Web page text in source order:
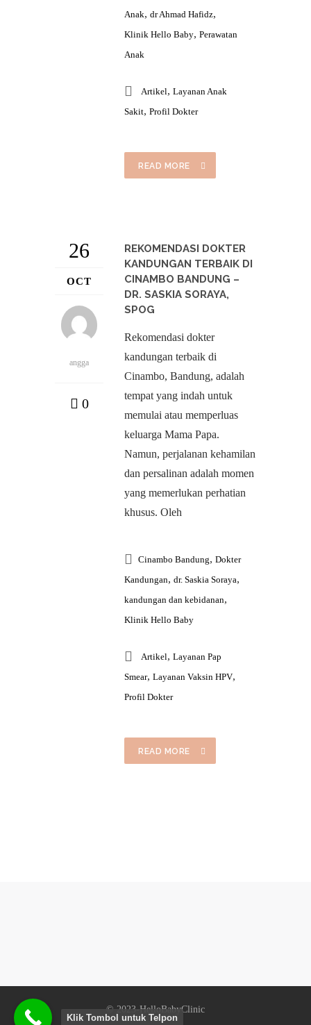
Anak, dr Ahmad Hafidz,
Klinik Hello Baby, Perawatan
Anak
Artikel, Layanan Anak
Sakit, Profil Dokter
READ MORE
26
OCT
angga
0
REKOMENDASI DOKTER
KANDUNGAN TERBAIK DI
CINAMBO BANDUNG –
DR. SASKIA SORAYA,
SPOG
Rekomendasi dokter
kandungan terbaik di
Cinambo, Bandung, adalah
tempat yang indah untuk
memulai atau memperluas
keluarga Mama Papa.
Namun, perjalanan kehamilan
dan persalinan adalah momen
yang memerlukan perhatian
khusus. Oleh
Cinambo Bandung, Dokter
Kandungan, dr. Saskia Soraya,
kandungan dan kebidanan,
Klinik Hello Baby
Artikel, Layanan Pap
Smear, Layanan Vaksin HPV,
Profil Dokter
READ MORE
© 2023-HelloBabyClinic
Klik Tombol untuk Telpon